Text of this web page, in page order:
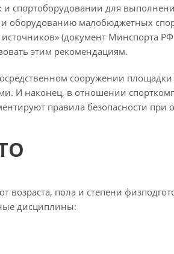
и спортоборудовании для
оборудованию малобюджетных
(документ Минспорта
этим рекомендациям.
сооружении
И наконец, в отношении
правила безопасности при
возраста, пола и степени
дисциплины: